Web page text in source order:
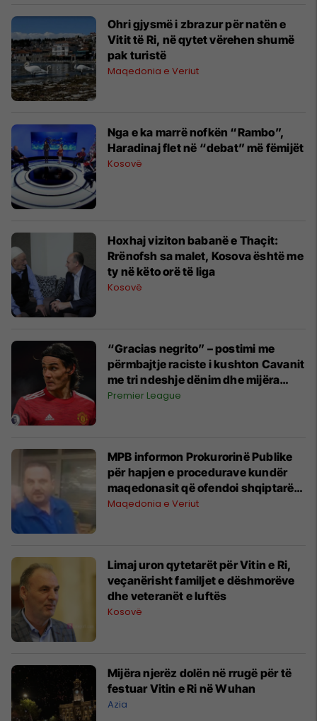
Ohri gjysmë i zbrazur për natën e
Vitit të Ri, në qytet vërehen shumë
pak turistë
Maqedonia e Veriut
Nga e ka marrë nofkën “Rambo”,
Haradinaj flet në “debat” më fëmijët
Kosovë
Hoxhaj viziton babanë e Thaçit:
Rrënofsh sa malet, Kosova është me
ty në këto orë të liga
Kosovë
“Gracias negrito” – postimi me
përmbajtje raciste i kushton Cavanit
me tri ndeshje dënim dhe mijëra
euro
Premier League
MPB informon Prokurorinë Publike
për hapjen e procedurave kundër
maqedonasit që ofendoi shqiptarët
në Manastir
Maqedonia e Veriut
​Limaj uron qytetarët për Vitin e Ri,
veçanërisht familjet e dëshmorëve
dhe veteranët e luftës
Kosovë
Mijëra njerëz dolën në rrugë për të
festuar Vitin e Ri në Wuhan
Azia